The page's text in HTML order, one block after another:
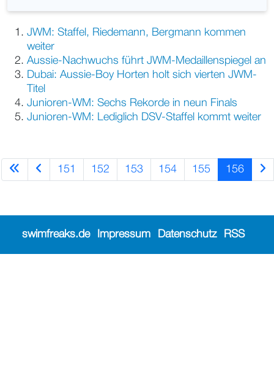
JWM: Staffel, Riedemann, Bergmann kommen
weiter
Aussie-Nachwuchs führt JWM-Medaillenspiegel an
Dubai: Aussie-Boy Horten holt sich vierten JWM-
Titel
Junioren-WM: Sechs Rekorde in neun Finals
Junioren-WM: Lediglich DSV-Staffel kommt weiter
151 152 153 154 155 156
swimfreaks.de Impressum Datenschutz RSS